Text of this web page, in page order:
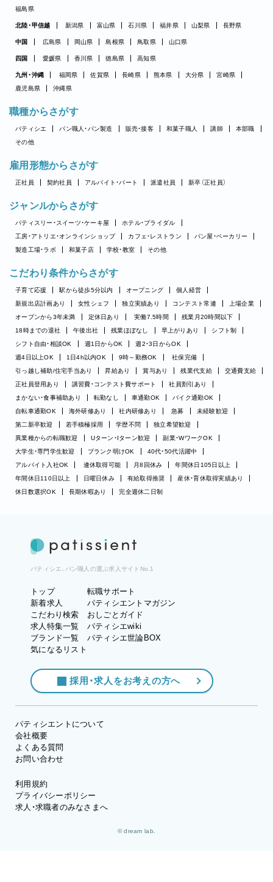
福島県
北陸・甲信越 新潟県 富山県 石川県 福井県 山梨県 長野県
中国 広島県 岡山県 島根県 鳥取県 山口県
四国 愛媛県 香川県 徳島県 高知県
九州・沖縄 福岡県 佐賀県 長崎県 熊本県 大分県
宮崎県
鹿児島県
沖縄県
職種からさがす
パティシエ パン職人・パン製造 販売・接客 和菓子職人 講師
本部職
その他
雇用形態からさがす
正社員 契約社員 アルバイト・パート 派遣社員 新卒（正社員）
ジャンルからさがす
パティスリー・スイーツ・ケーキ屋
ホテル・ブライダル
工房・アトリエ・オンラインショップ
カフェ・レストラン
パン屋・ベーカリー
製造工場・ラボ
和菓子店 学校・教室 その他
こだわり条件からさがす
子育て応援 駅から徒歩5分以内 オープニング
個人経営
新規出店計画あり
女性シェフ 独立実績あり コンテスト常連
上場企業
オープンから3年未満
定休日あり 実働7.5時間
残業月20時間以下
18時までの退社
午後出社 残業ほぼなし 早上がりあり
シフト制
シフト自由・相談OK
週1日からOK
週2・3日からOK
週4日以上OK
1日4h以内OK 9時～勤務OK
社保完備
引っ越し補助/住宅手当あり
昇給あり 賞与あり 残業代支給
交通費支給
正社員登用あり
講習費・コンテスト費サポート
社員割引あり
まかない・食事補助あり
転勤なし 車通勤OK
バイク通勤OK
自転車通勤OK
海外研修あり 社内研修あり 急募
未経験歓迎
第二新卒歓迎
若手積極採用 学歴不問
独立希望歓迎
異業種からの転職歓迎
Uターン・Iターン歓迎
副業・WワークOK
大学生・専門学生歓迎
ブランク明けOK
40代・50代活躍中
アルバイト入社OK
連休取得可能 月8回休み
年間休日105日以上
年間休日110日以上
日曜日休み 有給取得推奨
産休・育休取得実績あり
休日数選択OK
長期休暇あり 完全週休二日制
パティシエ、パン職人の選ぶ求人サイトNo.1
トップ
新着求人
こだわり検索
求人特集一覧
ブランド一覧
気になるリスト
転職サポート
パティシエントマガジン
おしごとガイド
パティシエwiki
パティシエ世論BOX
採用・求人をお考えの方へ
パティシエントについて
会社概要
よくある質問
お問い合わせ
利用規約
プライバシーポリシー
求人・求職者のみなさまへ
© dream lab.